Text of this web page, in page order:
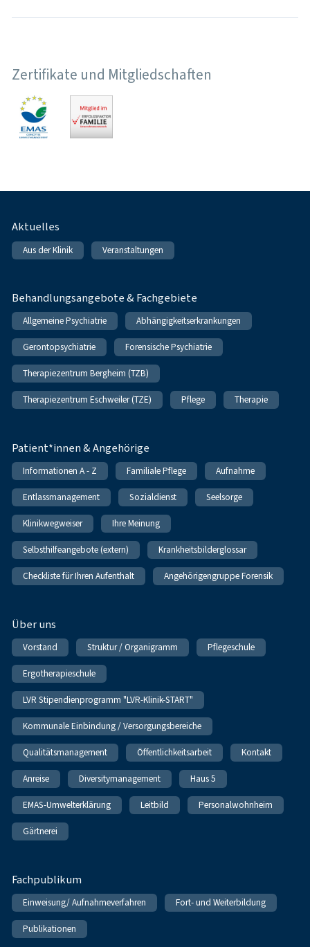
Zertifikate und Mitgliedschaften
Fußnavigation
Aktuelles
Aus der Klinik Veranstaltungen
Behandlungsangebote & Fachgebiete
Allgemeine Psychiatrie Abhängigkeitserkrankungen
Gerontopsychiatrie Forensische Psychiatrie
Therapiezentrum Bergheim (TZB)
Therapiezentrum Eschweiler (TZE) Pflege Therapie
Patient*innen & Angehörige
Informationen A - Z Familiale Pflege Aufnahme
Entlassmanagement Sozialdienst Seelsorge
Klinikwegweiser Ihre Meinung
Selbsthilfeangebote (extern) Krankheitsbilderglossar
Checkliste für Ihren Aufenthalt Angehörigengruppe Forensik
Über uns
Vorstand Struktur / Organigramm Pflegeschule
Ergotherapieschule
LVR Stipendienprogramm "LVR-Klinik-START"
Kommunale Einbindung / Versorgungsbereiche
Qualitätsmanagement Öffentlichkeitsarbeit Kontakt
Anreise Diversitymanagement Haus 5
EMAS-Umwelterklärung Leitbild Personalwohnheim
Gärtnerei
Fachpublikum
Einweisung/ Aufnahmeverfahren Fort- und Weiterbildung
Publikationen